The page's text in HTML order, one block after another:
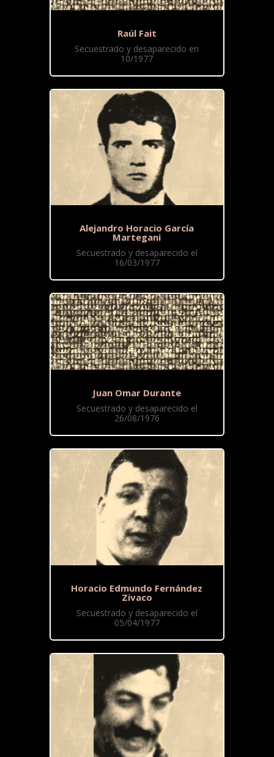
Raúl Fait
Secuestrado y desaparecido en
10/1977
Alejandro Horacio García
Martegani
Secuestrado y desaparecido el
16/03/1977
Juan Omar Durante
Secuestrado y desaparecido el
26/08/1976
Horacio Edmundo Fernández
Zivaco
Secuestrado y desaparecido el
05/04/1977